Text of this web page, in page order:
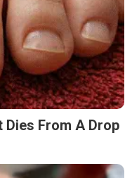
Dies From A Drop